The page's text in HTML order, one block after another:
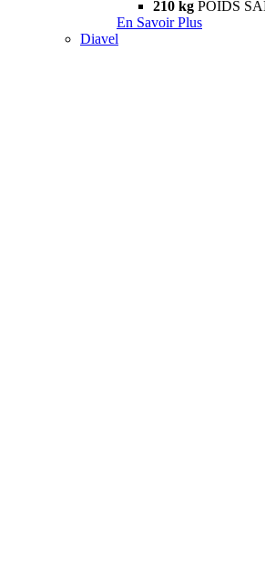
210 kg POIDS
En Savoir Plus
Diavel